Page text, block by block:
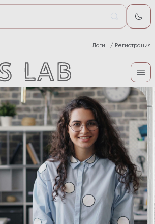
Логин / Регистрация